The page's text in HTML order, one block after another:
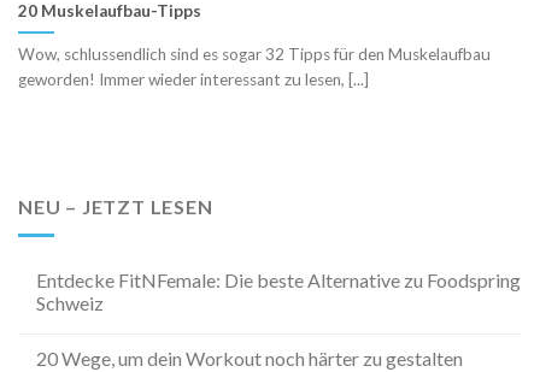
20 Muskelaufbau-Tipps
Wow, schlussendlich sind es sogar 32 Tipps für den Muskelaufbau
geworden! Immer wieder interessant zu lesen, [...]
NEU – JETZT LESEN
Entdecke FitNFemale: Die beste Alternative zu Foodspring
Schweiz
20 Wege, um dein Workout noch härter zu gestalten